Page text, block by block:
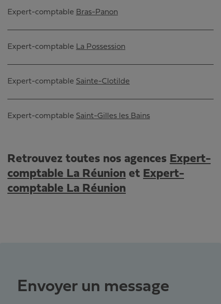
Expert-comptable Bras-Panon
Expert-comptable La Possession
Expert-comptable Sainte-Clotilde
Expert-comptable Saint-Gilles les Bains
Retrouvez toutes nos agences Expert-
comptable La Réunion et Expert-
comptable La Réunion
Envoyer un message